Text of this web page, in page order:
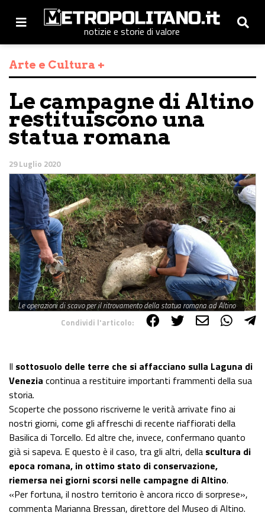
notizie e storie di valore
Arte e Cultura +
Le campagne di Altino
restituiscono una
statua romana
29 Luglio 2020
Le operazioni di scavo per il ritrovamento della statua romana ad Altino
Condividi l'articolo:
Il sottosuolo delle terre che si affacciano sulla Laguna di
Venezia continua a restituire importanti frammenti della sua
storia.
Scoperte che possono riscriverne le verità arrivate fino ai
nostri giorni, come gli affreschi di recente riaffiorati della
Basilica di Torcello. Ed altre che, invece, confermano quanto
già si sapeva. E questo è il caso, tra gli altri, della scultura di
epoca romana, in ottimo stato di conservazione,
riemersa nei giorni scorsi nelle campagne di Altino.
«Per fortuna, il nostro territorio è ancora ricco di sorprese»,
commenta Marianna Bressan, direttore del Museo di Altino.